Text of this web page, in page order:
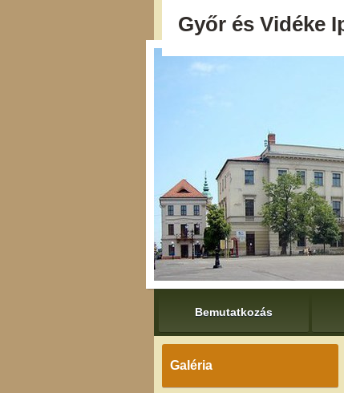
Győr és Vidéke
Bemutatkozás
Galéria